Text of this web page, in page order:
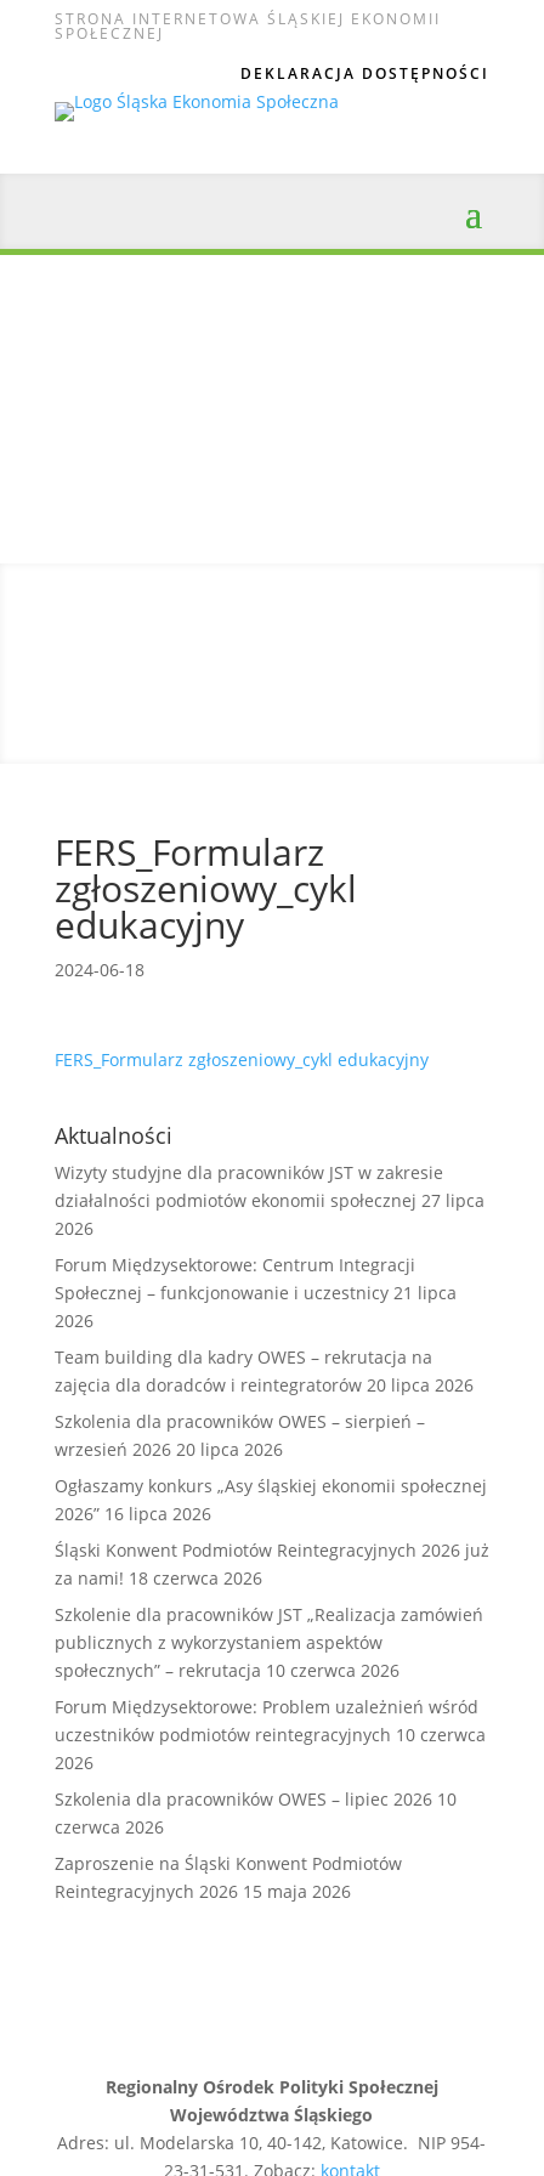
STRONA INTERNETOWA ŚLĄSKIEJ EKONOMII
SPOŁECZNEJ
DEKLARACJA DOSTĘPNOŚCI
FERS_Formularz
zgłoszeniowy_cykl
edukacyjny
2024-06-18
FERS_Formularz zgłoszeniowy_cykl edukacyjny
Aktualności
Wizyty studyjne dla pracowników JST w zakresie
działalności podmiotów ekonomii społecznej 27 lipca
2026
Forum Międzysektorowe: Centrum Integracji
Społecznej – funkcjonowanie i uczestnicy 21 lipca
2026
Team building dla kadry OWES – rekrutacja na
zajęcia dla doradców i reintegratorów 20 lipca 2026
Szkolenia dla pracowników OWES – sierpień –
wrzesień 2026 20 lipca 2026
Ogłaszamy konkurs „Asy śląskiej ekonomii społecznej
2026” 16 lipca 2026
Śląski Konwent Podmiotów Reintegracyjnych 2026 już
za nami! 18 czerwca 2026
Szkolenie dla pracowników JST „Realizacja zamówień
publicznych z wykorzystaniem aspektów
społecznych” – rekrutacja 10 czerwca 2026
Forum Międzysektorowe: Problem uzależnień wśród
uczestników podmiotów reintegracyjnych 10 czerwca
2026
Szkolenia dla pracowników OWES – lipiec 2026 10
czerwca 2026
Zaproszenie na Śląski Konwent Podmiotów
Reintegracyjnych 2026 15 maja 2026
Regionalny Ośrodek Polityki Społecznej
Województwa Śląskiego
Adres: ul. Modelarska 10, 40-142, Katowice. NIP 954-
23-31-531. Zobacz: kontakt